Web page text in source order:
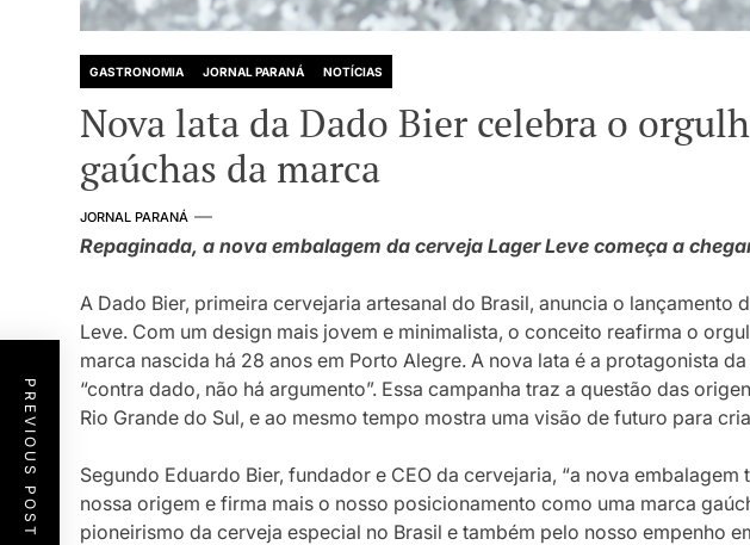
GASTRONOMIA JORNAL PARANÁ NOTÍCIAS
Nova lata da Dado Bier celebra o
gaúchas da marca
JORNAL PARANÁ
Repaginada, a nova embalagem da cerveja Lager Leve começa a
A Dado Bier, primeira cervejaria artesanal do Brasil, anuncia o lançamento
Leve. Com um design mais jovem e minimalista, o conceito reafirma o
marca nascida há 28 anos em Porto Alegre. A nova lata é a protagonista
“contra dado, não há argumento”. Essa campanha traz a questão das
Rio Grande do Sul, e ao mesmo tempo mostra uma visão de futuro para
Segundo Eduardo Bier, fundador e CEO da cervejaria, “a nova
nossa origem e firma mais o nosso posicionamento como uma marca
pioneirismo da cerveja especial no Brasil e também pelo nosso empenho
PREVIOUS POST